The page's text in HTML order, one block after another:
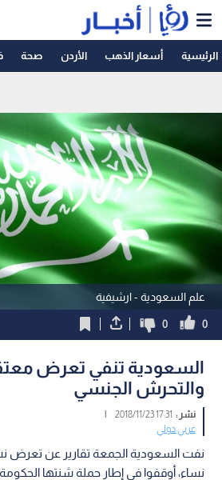
الرئيسية أسعار الذهب الأردن صحة
علم السعودية - ارشيفية
0
0
السعودية تنفي تعرض
والتحرش الجنسي
نشر : 17:31 2018/11/23
|
عربي دولي
نفت السعودية الجمعة تقارير عن تعرض
نساء، أوقفوا في إطار حملة شنتها